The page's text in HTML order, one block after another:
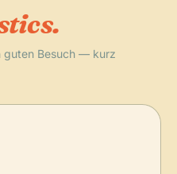
guten Besuch — kurz